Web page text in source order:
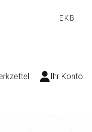
EKB
Ihr Konto